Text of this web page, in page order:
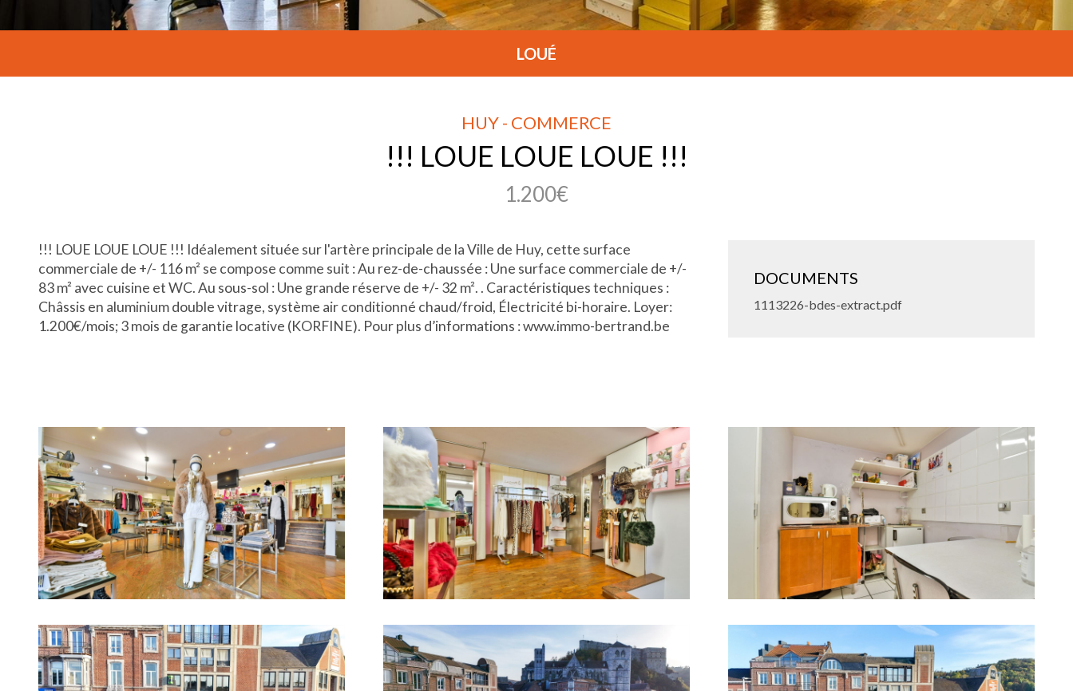
LOUÉ
HUY - COMMERCE
!!! LOUE LOUE LOUE !!!
1.200€
!!! LOUE LOUE LOUE !!! Idéalement située sur l'artère principale de la Ville de Huy, cette surface
commerciale de +/- 116 m² se compose comme suit : Au rez-de-chaussée : Une surface commerciale de +/-
83 m² avec cuisine et WC. Au sous-sol : Une grande réserve de +/- 32 m². . Caractéristiques techniques :
Châssis en aluminium double vitrage, système air conditionné chaud/froid, Électricité bi-horaire. Loyer:
1.200€/mois; 3 mois de garantie locative (KORFINE). Pour plus d’informations : www.immo-bertrand.be
DOCUMENTS
1113226-bdes-extract.pdf